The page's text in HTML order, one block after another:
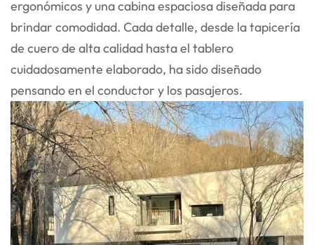
ergonómicos y una cabina espaciosa diseñada para
brindar comodidad. Cada detalle, desde la tapicería
de cuero de alta calidad hasta el tablero
cuidadosamente elaborado, ha sido diseñado
pensando en el conductor y los pasajeros.